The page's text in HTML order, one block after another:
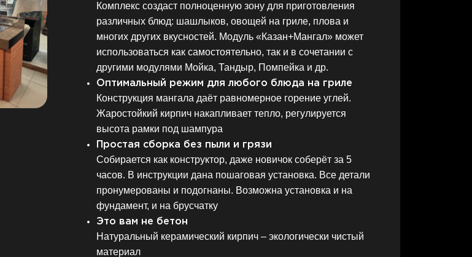
Комплекс создаст полноценную зону для приготовления
различных блюд: шашлыков, овощей на гриле, плова и
многих других вкусностей. Модуль «Казан+Мангал» может
использоваться как самостоятельно, так и в сочетании с
другими модулями Мойка, Тандыр, Помпейка и др.
Оптимальный режим для любого блюда на гриле
Конструкция мангала даёт равномерное горение углей.
Жаростойкий кирпич накапливает тепло, регулируется
высота рамки под шампура
Простая сборка без пыли и грязи
Собирается как конструктор, даже новичок соберёт за 5
часов. В инструкции дана пошаговая установка. Все детали
пронумерованы и подогнаны. Возможна установка и на
фундамент, и на брусчатку
Это вам не бетон
Натуральный керамический кирпич – экологически чистый
материал